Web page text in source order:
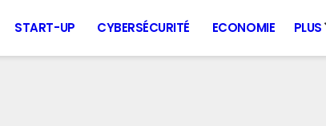
START-UP CYBERSÉCURITÉ ECONOMIE PLUS